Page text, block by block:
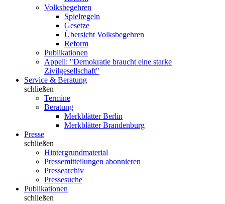
Volksbegehren
Spielregeln
Gesetze
Übersicht Volksbegehren
Reform
Publikationen
Appell: "Demokratie braucht eine starke
Zivilgesellschaft"
Service & Beratung
schließen
Termine
Beratung
Merkblätter Berlin
Merkblätter Brandenburg
Presse
schließen
Hintergrundmaterial
Pressemitteilungen abonnieren
Pressearchiv
Pressesuche
Publikationen
schließen